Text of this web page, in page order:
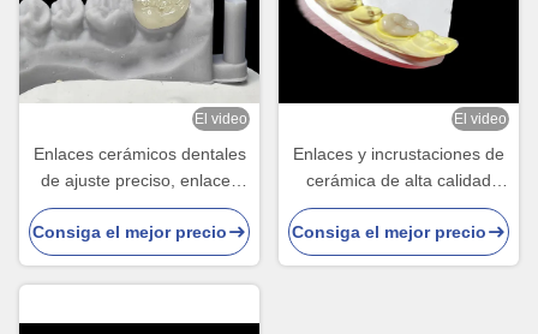
El video
Enlaces cerámicos dentales
de ajuste preciso, enlaces
de porcelana y enlaces
aprobados por la FDA.
Consiga el mejor precio
El video
Enlaces y incrustaciones de
cerámica de alta calidad
para la restauración dental
sin costuras y de larga
duración
Consiga el mejor precio